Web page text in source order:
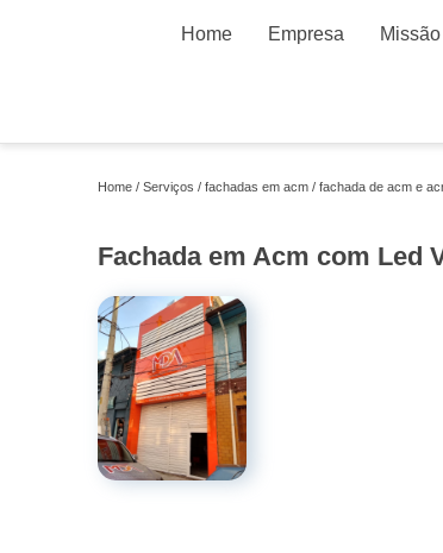
Home Empresa Missão
Home Serviços fachadas em acm fachada de acm e
Fachada em Acm com Led